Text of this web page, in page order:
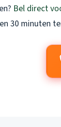
Bel direct
30 minuten